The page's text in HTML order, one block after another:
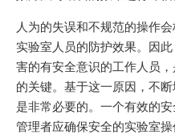
人为的失误和不规范的操作
实验室人员的防护效果。因
害的有安全意识的工作人员
的关键。基于这一原因，不
是非常必要的。一个有效的
管理者应确保安全的实验室